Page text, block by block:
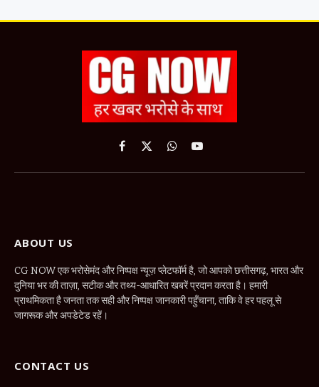
Facebook
X
WhatsApp
YouTube
ABOUT US
CG NOW एक भरोसेमंद और निष्पक्ष न्यूज़ प्लेटफॉर्म है, जो आपको छत्तीसगढ़, भारत और
दुनिया भर की ताज़ा, सटीक और तथ्य-आधारित खबरें प्रदान करता है। हमारी
प्राथमिकता है जनता तक सही और निष्पक्ष जानकारी पहुँचाना, ताकि वे हर पहलू से
जागरूक और अपडेटेड रहें।
CONTACT US